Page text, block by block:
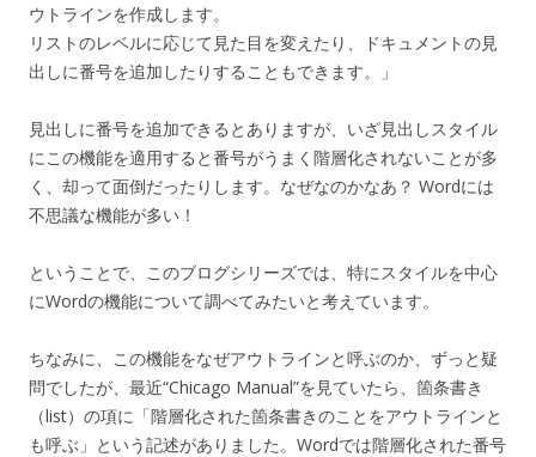
ウトラインを作成します。
リストのレベルに応じて見た目を変えたり、ドキュメントの見
出しに番号を追加したりすることもできます。」
見出しに番号を追加できるとありますが、いざ見出しスタイル
にこの機能を適用すると番号がうまく階層化されないことが多
く、却って面倒だったりします。なぜなのかなあ？ Wordには
不思議な機能が多い！
ということで、このブログシリーズでは、特にスタイルを中心
にWordの機能について調べてみたいと考えています。
ちなみに、この機能をなぜアウトラインと呼ぶのか、ずっと疑
問でしたが、最近“Chicago Manual”を見ていたら、箇条書き
（list）の項に「階層化された箇条書きのことをアウトラインと
も呼ぶ」という記述がありました。Wordでは階層化された番号